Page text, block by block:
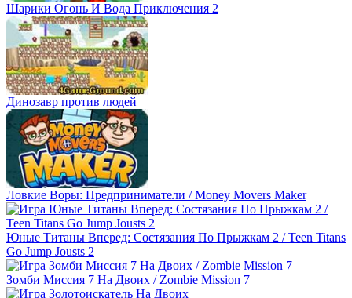
Шарики Огонь И Вода Приключения 2
Динозавр против людей
Ловкие Воры: Предприниматели / Money Movers Maker
Юные Титаны Вперед: Состязания По Прыжкам 2 / Teen Titans
Go Jump Jousts 2
Зомби Миссия 7 На Двоих / Zombie Mission 7